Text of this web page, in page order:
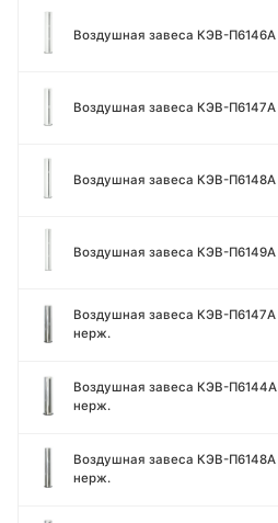
Воздушная завеса КЭВ-П6146A
Воздушная завеса КЭВ-П6147A
Воздушная завеса КЭВ-П6148A
Воздушная завеса КЭВ-П6149A
Воздушная завеса КЭВ-П6147A
нерж.
Воздушная завеса КЭВ-П6144A
нерж.
Воздушная завеса КЭВ-П6148A
нерж.